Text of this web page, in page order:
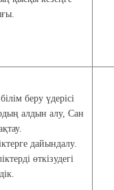
беру үдерісі
алдын алу, Сан
дайындалу.
өткізудегі